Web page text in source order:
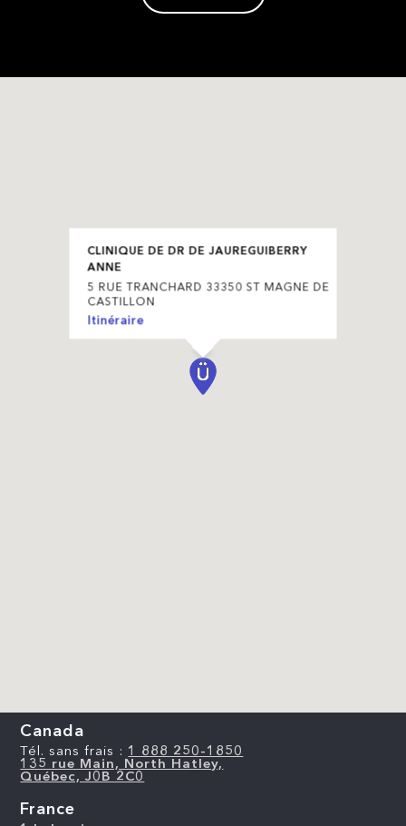
CLINIQUE DE DR DE JAUREGUIBERRY
ANNE
5 RUE TRANCHARD 33350 ST MAGNE DE
CASTILLON
Itinéraire
Canada
Tél. sans frais : 1 888 250-1850
135 rue Main, North Hatley,
Québec, J0B 2C0
France